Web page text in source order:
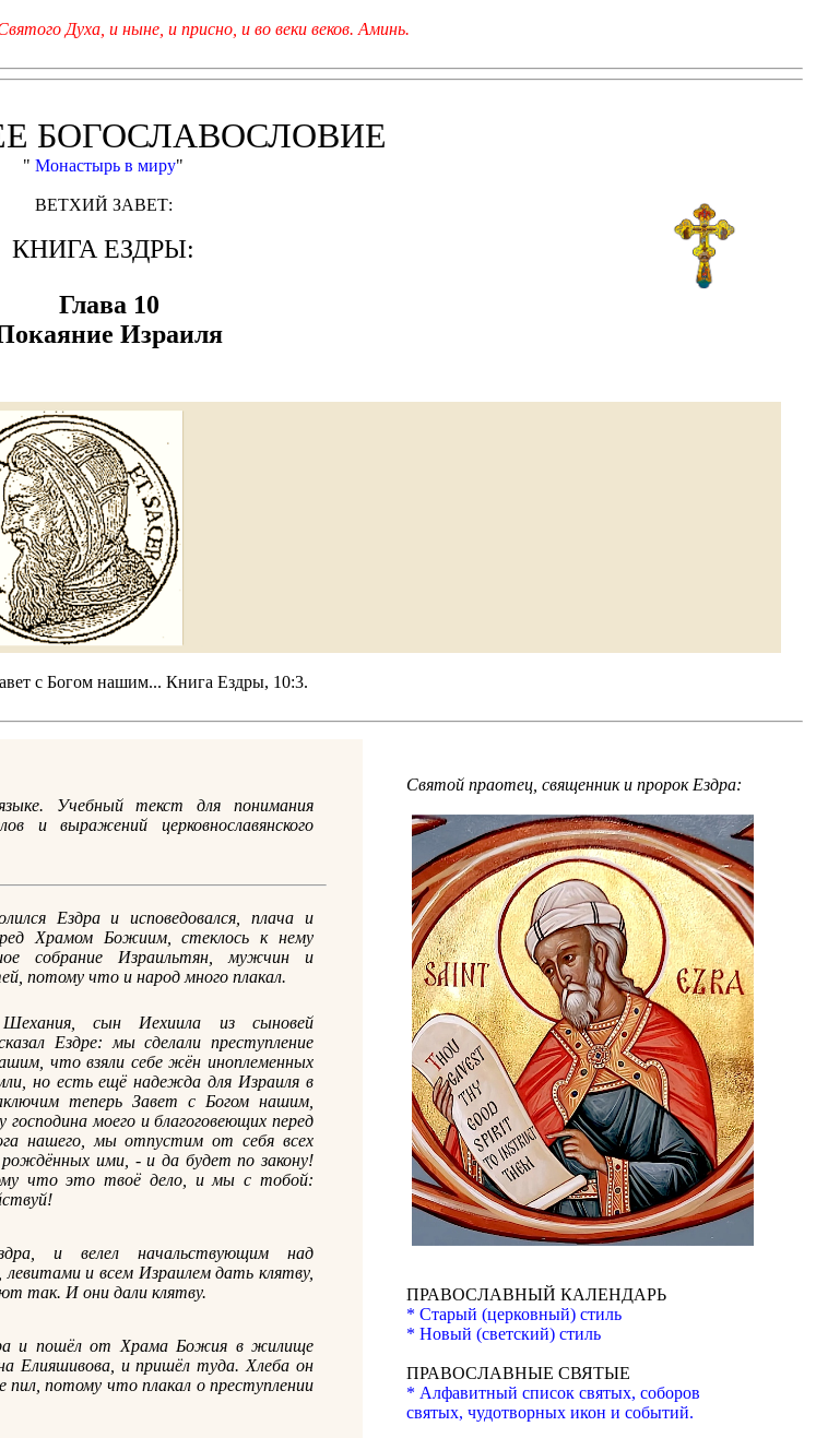
Духа, и ныне, и присно, и во веки веков. Аминь.
БОГОСЛАВОСЛОВИЕ
" Монастырь в миру"
ВЕТХИЙ ЗАВЕТ:
КНИГА ЕЗДРЫ:
Глава 10
Израиля
с Богом нашим... Книга Ездры, 10:3.
Учебный текст для понимания
и выражений церковнославянского
Ездра и исповедовался, плача и
Храмом Божиим, стеклось к нему
собрание Израильтян, мужчин и
потому что и народ много плакал.
сын Иехиила из сыновей
Ездре: мы сделали преступление
что взяли себе жён иноплеменных
но есть ещё надежда для Израиля в
теперь Завет с Богом нашим,
господина моего и благоговеющих перед
нашего, мы отпустим от себя всех
ими, - и да будет по закону!
что это твоё дело, и мы с тобой:
и велел начальствующим над
левитами и всем Израилем дать клятву,
так. И они дали клятву.
и пошёл от Храма Божия в жилище
Елияшивова, и пришёл туда. Хлеба он
пил, потому что плакал о преступлении
Cвятой праотец, священник и пророк Ездра:
ПРАВОСЛАВНЫЙ КАЛЕНДАРЬ
* Старый (церковный) стиль
* Новый (светский) стиль
ПРАВОСЛАВНЫЕ СВЯТЫЕ
* Алфавитный список святых, соборов
святых, чудотворных икон и событий.